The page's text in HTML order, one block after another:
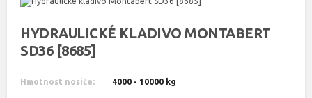
HYDRAULICKÉ KLADIVO MONTABERT
SD36 [8685]
Hmotnost nosiče: 4000 - 10000 kg